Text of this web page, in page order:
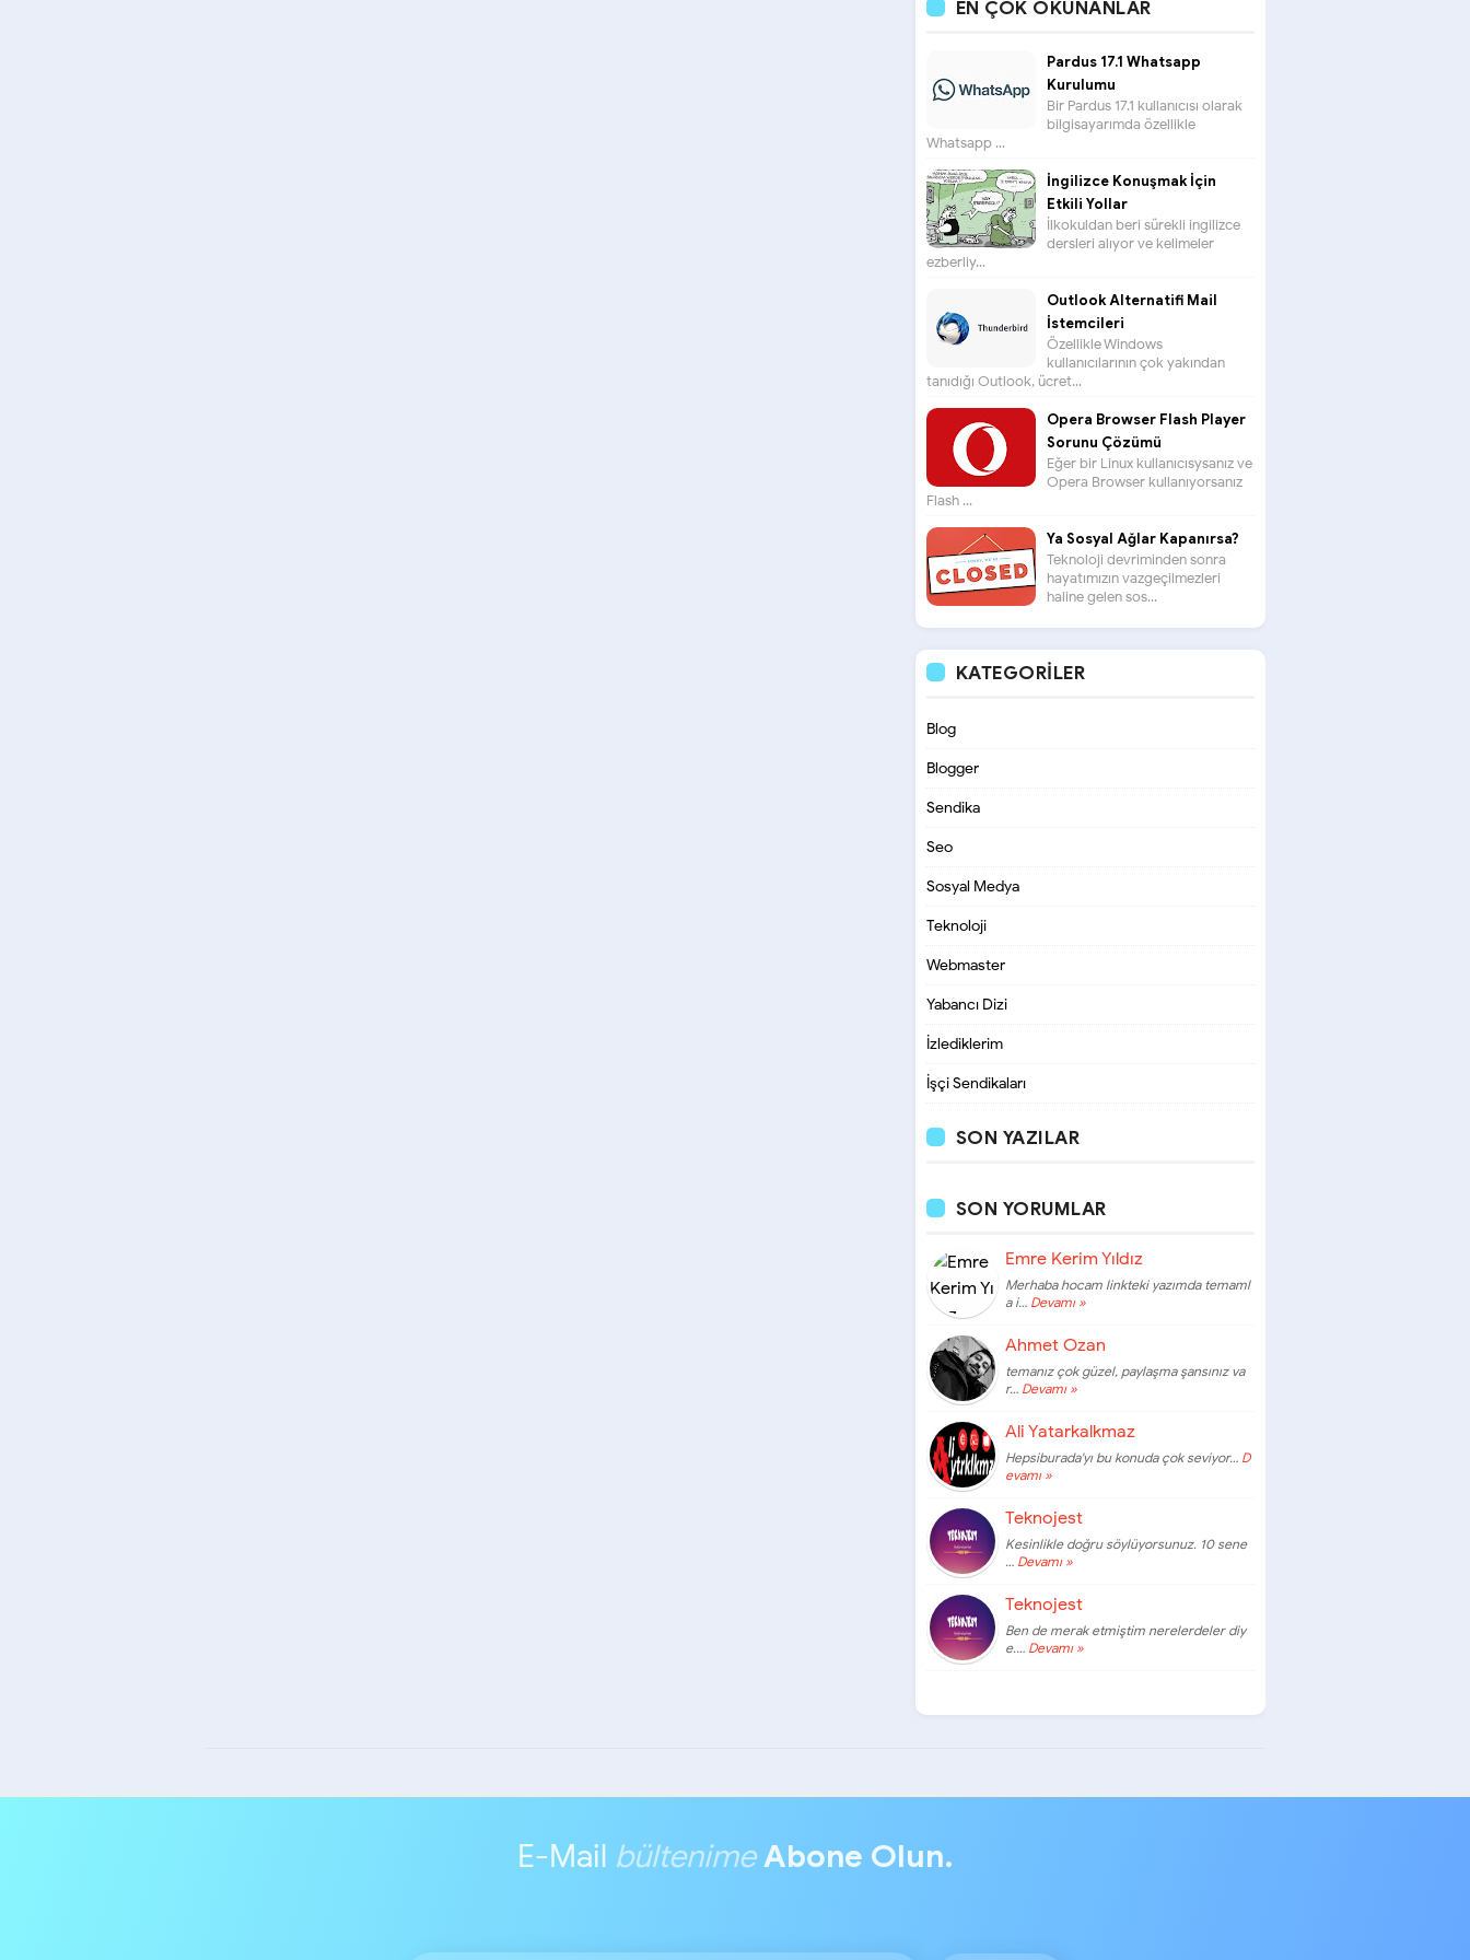
EN ÇOK OKUNANLAR
Pardus 17.1 Whatsapp
Kurulumu
Bir Pardus 17.1 kullanıcısı olarak
bilgisayarımda özellikle
Whatsapp ...
İngilizce Konuşmak İçin
Etkili Yollar
İlkokuldan beri sürekli ingilizce
dersleri alıyor ve kelimeler
ezberliy...
Outlook Alternatifi Mail
İstemcileri
Özellikle Windows
kullanıcılarının çok yakından
tanıdığı Outlook, ücret...
Opera Browser Flash Player
Sorunu Çözümü
Eğer bir Linux kullanıcısysanız ve
Opera Browser kullanıyorsanız
Flash ...
Ya Sosyal Ağlar Kapanırsa?
Teknoloji devriminden sonra
hayatımızın vazgeçilmezleri
haline gelen sos...
KATEGORILER
Blog
Blogger
Sendika
Seo
Sosyal Medya
Teknoloji
Webmaster
Yabancı Dizi
İzlediklerim
İşçi Sendikaları
SON YAZILAR
SON YORUMLAR
Emre Kerim Yıldız
Merhaba hocam linkteki yazımda temaml
a i…Devamı »
Ahmet Ozan
temanız çok güzel, paylaşma şansınız va
r…Devamı »
Ali Yatarkalkmaz
Hepsiburada'yı bu konuda çok seviyor…D
evamı »
Teknojest
Kesinlikle doğru söylüyorsunuz. 10 sene
…Devamı »
Teknojest
Ben de merak etmiştim nerelerdeler diy
e.…Devamı »
E-Mail bültenime Abone Olun.